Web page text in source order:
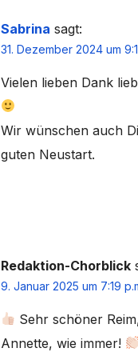
Sabrina sagt:
31. Dezember 2024 um
Vielen lieben Dank
Wir wünschen auch
guten Neustart.
Redaktion-Chorblick
9. Januar 2025 um 7:19
Sehr schöner
Annette, wie immer!